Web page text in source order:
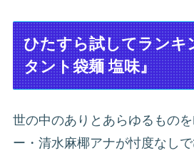
ひたすら試してランキ
タント袋麺 塩味』
世の中のありとあらゆるもの
ー・清水麻椰アナが忖度なしで